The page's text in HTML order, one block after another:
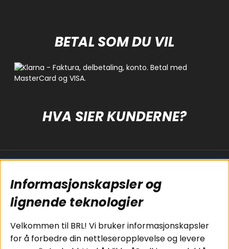
BETAL SOM DU VIL
HVA SIER KUNDERNE?
Koblingsguide for
subwoofers
Tilkobling av
bilforsterker
Koblingsguide for
Cookies
Kjøpsvilkår
Personvernpolicy
Service / Garanti /
Retur
Informasjonskapsler og
lignende teknologier
Velkommen til BRL! Vi bruker informasjonskapsler
for å forbedre din nettleseropplevelse og levere